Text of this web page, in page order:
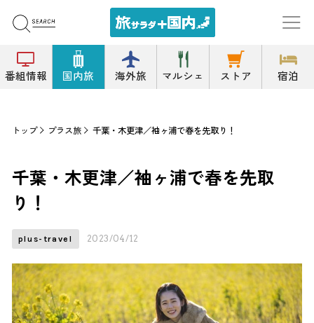
番組情報 国内旅 海外旅 マルシェ ストア 宿泊
トップ プラス旅 千葉・木更津／袖ヶ浦で春を先取り！
千葉・木更津／袖ヶ浦で春を先取
り！
plus-travel 2023/04/12